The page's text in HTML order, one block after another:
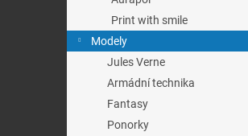
Print with smile
Modely
Jules Verne
Armádní technika
Fantasy
Ponorky